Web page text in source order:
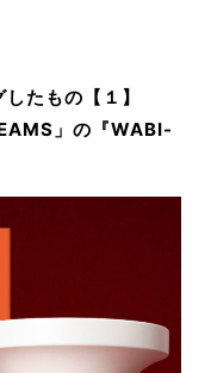
たもの【１】
」の『WABI-